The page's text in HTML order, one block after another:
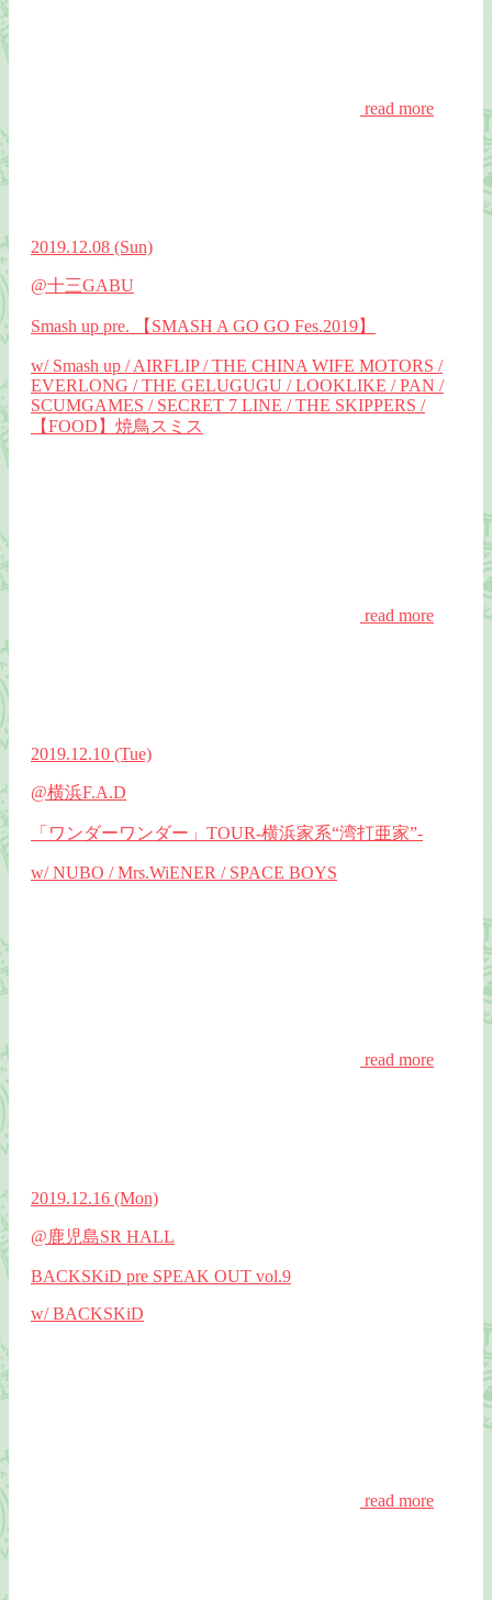
read more
2019.12.08 (Sun)
@十三GABU
Smash up pre. 【SMASH A GO GO Fes.2019】
w/ Smash up / AIRFLIP / THE CHINA WIFE MOTORS /
EVERLONG / THE GELUGUGU / LOOKLIKE / PAN /
SCUMGAMES / SECRET 7 LINE / THE SKIPPERS /
【FOOD】焼鳥スミス
read more
2019.12.10 (Tue)
@横浜F.A.D
「ワンダーワンダー」TOUR-横浜家系“湾打亜家”-
w/ NUBO / Mrs.WiENER / SPACE BOYS
read more
2019.12.16 (Mon)
@鹿児島SR HALL
BACKSKiD pre SPEAK OUT vol.9
w/ BACKSKiD
read more